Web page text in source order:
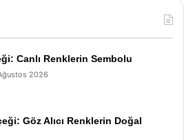
Canlı Renklerin Sembolu
2026
Göz Alıcı Renklerin Doğal